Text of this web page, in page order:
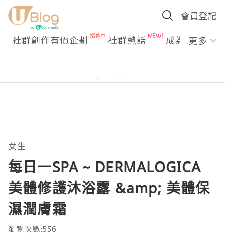
會員登記
社群創作有價企劃 社群熱話 成為U更多
女生
每日一SPA ~ DERMALOGICA
美體修護沐浴露 &amp; 美體保
濕潤膚霜
瀏覽次數:556